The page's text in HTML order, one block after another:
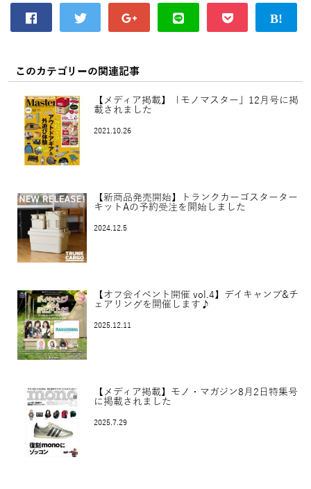
このカテゴリーの関連記事
【メディア掲載】「モノマスター」12月号に掲
載されました
2021.10.26
【新商品発売開始】トランクカーゴスターター
キットAの予約受注を開始しました
2024.12.5
【オフ会イベント開催 vol.4】デイキャンプ&チ
ェアリングを開催します♪
2025.12.11
【メディア掲載】モノ・マガジン8月2日特集号
に掲載されました
2025.7.29